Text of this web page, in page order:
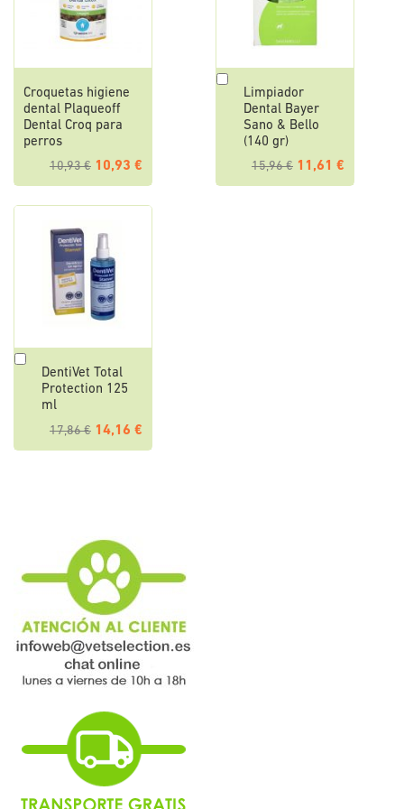
Croquetas higiene
dental Plaqueoff
Dental Croq para
perros
10,93 € 10,93 €
Limpiador
Dental Bayer
Sano & Bello
(140 gr)
15,96 € 11,61 €
carrito
DentiVet Total
Protection 125
ml
17,86 € 14,16 €
carrito